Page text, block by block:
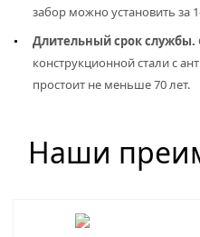
забор можно установить за
Длительный срок службы.
конструкционной стали с
простоит не меньше 70 лет.
Наши